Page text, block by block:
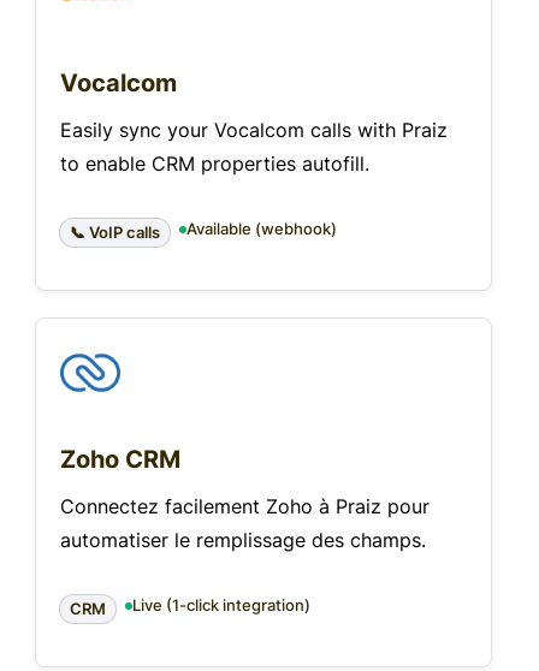
Vocalcom
Easily sync your Vocalcom calls with Praiz
to enable CRM properties autofill.
📞 VoIP calls Available (webhook)
Zoho CRM
Connectez facilement Zoho à Praiz pour
automatiser le remplissage des champs.
CRM Live (1-click integration)